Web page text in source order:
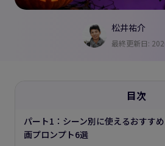
松井祐介
最終更新日:
目次
パート1：シーン別に使えるおすす
画プロンプト6選